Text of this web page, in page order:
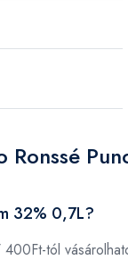
32% 0,7L?
tól